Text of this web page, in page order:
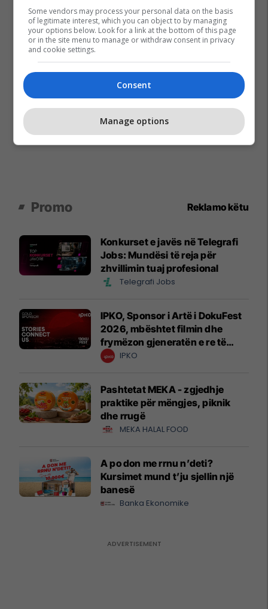
Promo Reklamo këtu
Konkurset e javës në Telegrafi
Jobs: Mundësi të reja për
zhvillimin tuaj profesional
Telegrafi Jobs
IPKO, Sponsor i Artë i DokuFest
2026, mbështet filmin dhe
frymëzon gjeneratën e re të
krijuesve
IPKO
Pashtetat MEKA - zgjedhje
praktike për mëngjes, piknik
dhe rrugë
MEKA HALAL FOOD
A po don me rrnu n’deti?
Kursimet mund t’ju sjellin një
banesë
Banka Ekonomike
Some vendors may process your personal data on the basis
of legitimate interest, which you can object to by managing
your options below. Look for a link at the bottom of this page
or in the site menu to manage or withdraw consent in privacy
and cookie settings.
Consent
Manage options